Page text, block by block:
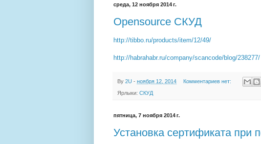
среда, 12 ноября 2014 г.
Opensource СКУД
http://tibbo.ru/products/item/12/49/
http://habrahabr.ru/company/scancode/blog/238277/
By 2U - ноября 12, 2014 Комментариев нет:
Ярлыки: СКУД
пятница, 7 ноября 2014 г.
Установка сертификата при